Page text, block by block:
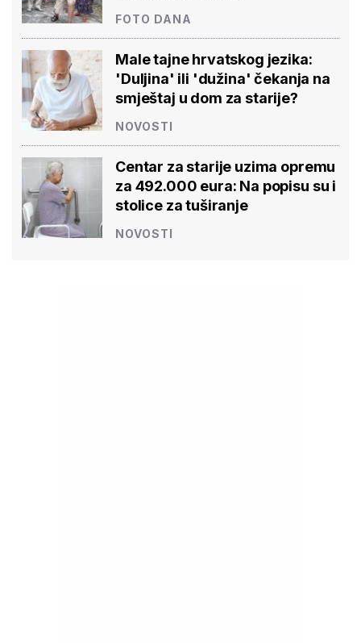
FOTO DANA
Male tajne hrvatskog jezika:
'Duljina' ili 'dužina' čekanja na
smještaj u dom za starije?
NOVOSTI
Centar za starije uzima opremu
za 492.000 eura: Na popisu su i
stolice za tuširanje
NOVOSTI